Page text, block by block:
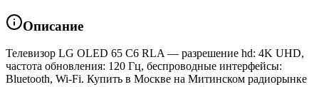
Описание
Телевизор LG OLED 65 C6 RLA — разрешение hd: 4K UHD,
частота обновления: 120 Гц, беспроводные интерфейсы:
Bluetooth, Wi-Fi. Купить в Москве на Митинском радиорынке